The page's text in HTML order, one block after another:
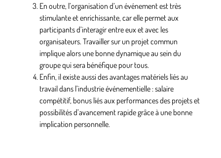
En outre, l’organisation d’un événement est très
stimulante et enrichissante, car elle permet aux
participants d’interagir entre eux et avec les
organisateurs. Travailler sur un projet commun
implique alors une bonne dynamique au sein du
groupe qui sera bénéfique pour tous.
Enfin, il existe aussi des avantages matériels liés au
travail dans l’industrie événementielle :salaire
compétitif, bonus liés aux performances des projets et
possibilités d’avancement rapidegrâce à une bonne
implication personnelle.